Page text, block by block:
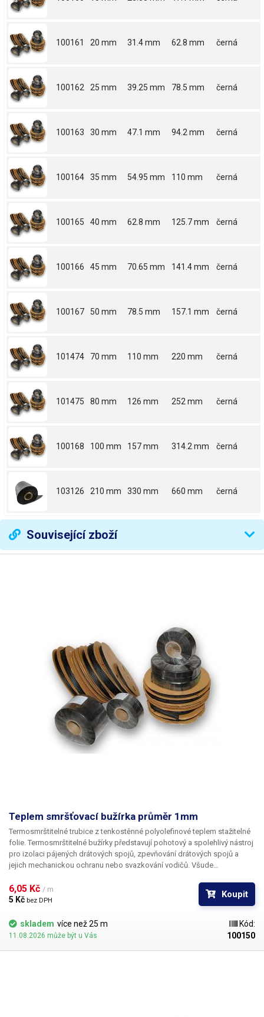
100161 20 mm 31.4 mm 62.8 mm černá
100162 25 mm 39.25 mm 78.5 mm černá
100163 30 mm 47.1 mm 94.2 mm černá
100164 35 mm 54.95 mm 110 mm černá
100165 40 mm 62.8 mm 125.7 mm černá
100166 45 mm 70.65 mm 141.4 mm černá
100167 50 mm 78.5 mm 157.1 mm černá
101474 70 mm 110 mm 220 mm černá
101475 80 mm 126 mm 252 mm černá
100168 100 mm 157 mm 314.2 mm černá
103126 210 mm 330 mm 660 mm černá
Související zboží
Teplem smršťovací bužírka průměr 1mm
Termosmrštitelné trubice z tenkostěnné polyolefinové teplem stažitelné
folie. Termosmrštitelné bužírky představují pohotový a spolehlivý nástroj
pro izolaci pájených drátových spojů, zpevňování drátových spojů a
jejich mechanickou ochranu nebo svazkování vodičů. Všude
elektrikářská izolační páska je nyní možné nasadit teplem smrštitelné
fólie.
6,05 Kč / m
5 Kč bez DPH
Koupit
skladem více než 25 m
11.08.2026 může být u Vás
Kód:
100150